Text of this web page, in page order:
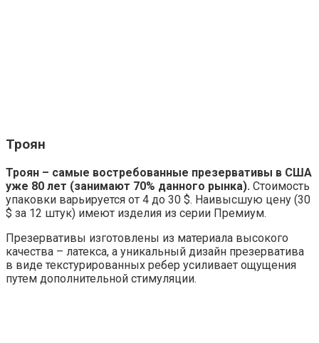
Троян
Троян – самые востребованные презервативы в США
уже 80 лет (занимают 70% данного рынка). Стоимость
упаковки варьируется от 4 до 30 $. Наивысшую цену (30
$ за 12 штук) имеют изделия из серии Премиум.
Презервативы изготовлены из материала высокого
качества – латекса, а уникальный дизайн презерватива
в виде текстурированных ребер усиливает ощущения
путем дополнительной стимуляции.